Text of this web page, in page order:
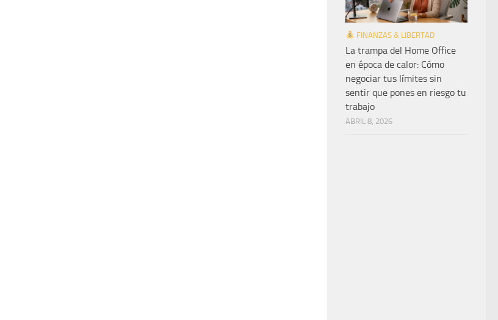
FINANZAS & LIBERTAD
La trampa del Home Office
en época de calor: Cómo
negociar tus límites sin
sentir que pones en riesgo tu
trabajo
ABRIL 8, 2026